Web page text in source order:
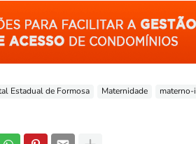
Estadual de Formosa Maternidade